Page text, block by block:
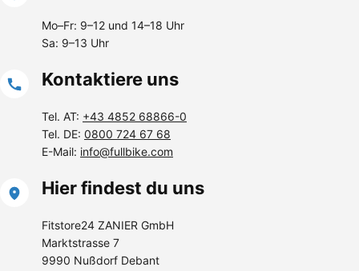
Mo–Fr: 9–12 und 14–18 Uhr
Sa: 9–13 Uhr
Kontaktiere uns
Tel. AT: +43 4852 68866-0
Tel. DE: 0800 724 67 68
E-Mail: info@fullbike.com
Hier findest du uns
Fitstore24 ZANIER GmbH
Marktstrasse 7
9990 Nußdorf Debant